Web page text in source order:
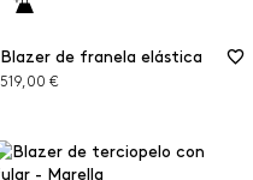
Blazer de franela elástica
519,00 €